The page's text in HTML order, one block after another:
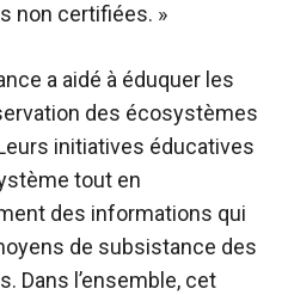
non certifiées. »
a aidé à éduquer les
des écosystèmes
initiatives éducatives
tout en
des informations qui
de subsistance des
Dans l’ensemble, cet